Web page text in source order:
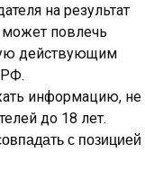
на результат
может повлечь
действующим
РФ.
информацию, не
до 18 лет.
с позицией